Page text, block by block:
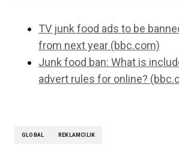
TV junk food ads to be
from next year (bbc.com)
Junk food ban: What is
advert rules for online?
GLOBAL REKLAMCILIK